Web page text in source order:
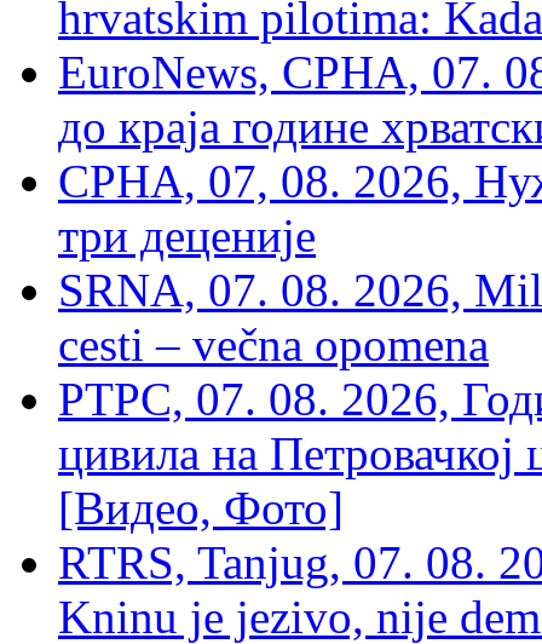
hrvatskim pilotima:
EuroNews, СРНА, 07.
до краја године
СРНА, 07, 08. 2026,
три деценије
SRNA, 07. 08. 2026,
cesti – večna opomena
РТРС, 07. 08. 2026,
цивила на Петровачкој
[Видео, Фото]
RTRS, Tanjug, 07. 08.
Kninu je jezivo, nije